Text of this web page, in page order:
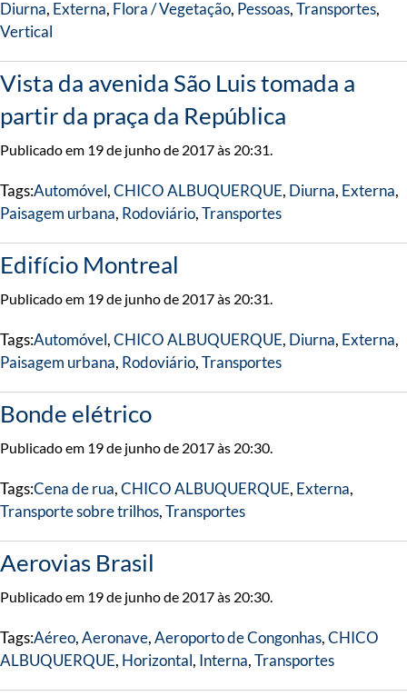
Diurna, Externa, Flora / Vegetação, Pessoas,Transportes,
Vertical
Vista da avenida São Luis tomada a
partir da praça da República
Publicado em 19 de junho de 2017 às 20:31.
Tags:Automóvel,CHICO ALBUQUERQUE, Diurna, Externa,
Paisagem urbana, Rodoviário,Transportes
Edifício Montreal
Publicado em 19 de junho de 2017 às 20:31.
Tags:Automóvel,CHICO ALBUQUERQUE, Diurna, Externa,
Paisagem urbana, Rodoviário,Transportes
Bonde elétrico
Publicado em 19 de junho de 2017 às 20:30.
Tags:Cena de rua,CHICO ALBUQUERQUE, Externa,
Transporte sobre trilhos,Transportes
Aerovias Brasil
Publicado em 19 de junho de 2017 às 20:30.
Tags:Aéreo,Aeronave,Aeroporto de Congonhas,CHICO
ALBUQUERQUE, Horizontal, Interna,Transportes